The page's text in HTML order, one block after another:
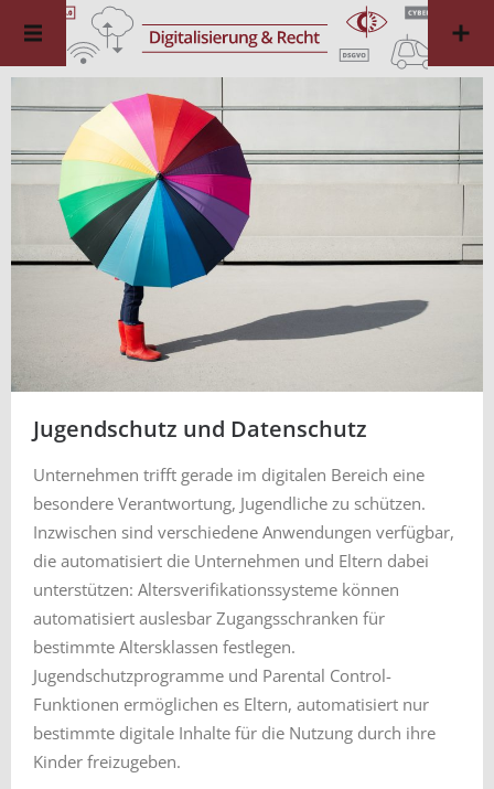
Jugendschutz und Datenschutz
Unternehmen trifft gerade im digitalen Bereich eine
besondere Verantwortung, Jugendliche zu schützen.
Inzwischen sind verschiedene Anwendungen verfügbar,
die automatisiert die Unternehmen und Eltern dabei
unterstützen: Altersverifikationssysteme können
automatisiert auslesbar Zugangsschranken für
bestimmte Altersklassen festlegen.
Jugendschutzprogramme und Parental Control-
Funktionen ermöglichen es Eltern, automatisiert nur
bestimmte digitale Inhalte für die Nutzung durch ihre
Kinder freizugeben.